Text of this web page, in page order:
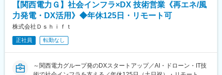
HP:https://izmc.co.jp/works/#works-iclist
■当社の強み：
く、特に日々変化する法規制に適応できている点が強みです。環
境、防災における差別化と事業者からの直接発注により高収益体
＜顧客＞
清水建設・大林組などのゼネコン、大成設備・新菱冷熱工業など
行われる活気のある組織です。
【関西電力Ｇ】社会インフラ×DX 技術営業《再エネ/風
力発電・DX活用》◆年休125日・リモート可
株式会社Ｄｓｈｉｆｔ
正社員 転勤なし
～関西電力グループ発のDXスタートアップ／AI・ドローン・IT技